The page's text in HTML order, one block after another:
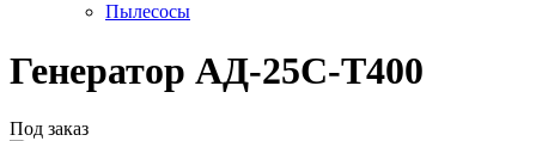
Пылесосы
Генератор АД-25С-Т400
Под заказ